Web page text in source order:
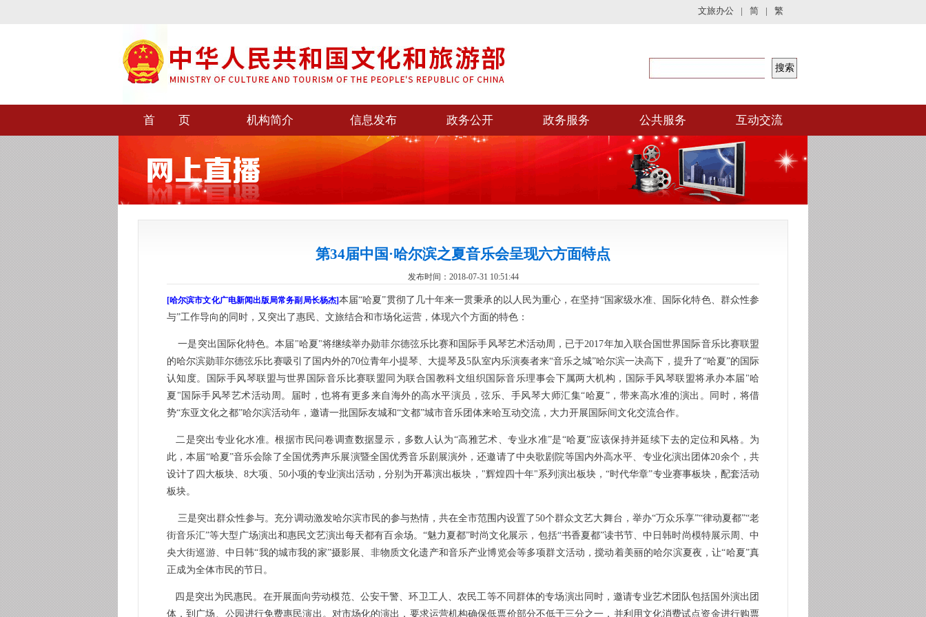
文旅办公 | 简 | 繁
首 页 机构简介 信息发布 政务公开 政务服务 公共服务 互动交流
第34届中国·哈尔滨之夏音乐会呈现六方面特点
发布时间：2018-07-31 10:51:44
[哈尔滨市文化广电新闻出版局常务副局长杨杰]本届“哈夏”贯彻了几十年来一贯秉承的以人民为重心，在坚持“国家级水准、国际化特色、群众性参
与”工作导向的同时，又突出了惠民、文旅结合和市场化运营，体现六个方面的特色：
一是突出国际化特色。本届"哈夏"将继续举办勋菲尔德弦乐比赛和国际手风琴艺术活动周，已于2017年加入联合国世界国际音乐比赛联盟
的哈尔滨勋菲尔德弦乐比赛吸引了国内外的70位青年小提琴、大提琴及5队室内乐演奏者来“音乐之城”哈尔滨一决高下，提升了“哈夏”的国际
认知度。国际手风琴联盟与世界国际音乐比赛联盟同为联合国教科文组织国际音乐理事会下属两大机构，国际手风琴联盟将承办本届"哈
夏"国际手风琴艺术活动周。届时，也将有更多来自海外的高水平演员，弦乐、手风琴大师汇集“哈夏”，带来高水准的演出。同时，将借
势“东亚文化之都”哈尔滨活动年，邀请一批国际友城和“文都”城市音乐团体来哈互动交流，大力开展国际间文化交流合作。
二是突出专业化水准。根据市民问卷调查数据显示，多数人认为“高雅艺术、专业水准”是“哈夏”应该保持并延续下去的定位和风格。为
此，本届“哈夏”音乐会除了全国优秀声乐展演暨全国优秀音乐剧展演外，还邀请了中央歌剧院等国内外高水平、专业化演出团体20余个，共
设计了四大板块、8大项、50小项的专业演出活动，分别为开幕演出板块，"辉煌四十年"系列演出板块，“时代华章”专业赛事板块，配套活动
板块。
三是突出群众性参与。充分调动激发哈尔滨市民的参与热情，共在全市范围内设置了50个群众文艺大舞台，举办“万众乐享”“律动夏都”“老
街音乐汇”等大型广场演出和惠民文艺演出每天都有百余场。“魅力夏都”时尚文化展示，包括“书香夏都”读书节、中日韩时尚模特展示周、中
央大街巡游、中日韩“我的城市我的家”摄影展、非物质文化遗产和音乐产业博览会等多项群文活动，搅动着美丽的哈尔滨夏夜，让“哈夏”真
正成为全体市民的节日。
四是突出为民惠民。在开展面向劳动模范、公安干警、环卫工人、农民工等不同群体的专场演出同时，邀请专业艺术团队包括国外演出团
体，到广场、公园进行免费惠民演出。对市场化的演出，要求运营机构确保低票价部分不低于三分之一，并利用文化消费试点资金进行购票